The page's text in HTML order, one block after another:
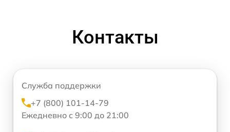
Контакты
Служба поддержки
+7 (800) 101-14-79
Ежедневно с 9:00 до 21:00